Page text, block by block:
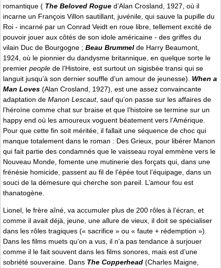
romantique ( The Beloved Rogue d’Alan Crosland, 1927, où il
incarne un François Villon sautillant, juvénile, qui sauve la pupille du
Roi - incarné par un Conrad Veidt en roue libre, tellement excité de
pouvoir jouer aux côtés de son idole américaine - des griffes du
vilain Duc de Bourgogne ; Beau Brummel de Harry Beaumont,
1924, où le pionnier du dandysme britannique, en quelque sorte le
premier people de l’Histoire, est surtout un sigisbée transi qui se
languit jusqu’à son dernier souffle d’un amour de jeunesse). When a
Man Loves (Alan Crosland, 1927), est une assez convaincante
adaptation de Manon Lescaut, sauf qu’on passe sur les affaires de
l’héroïne comme chat sur braise et que l’histoire se termine sur un
happy end où les amoureux voguent béatement vers l’Amérique.
Pour que cette fin soit méritée, il fallait une séquence de choc qui
manque totalement dans le roman : Des Grieux, pour libérer Manon
qui fait partie des condamnés que le vaisseau royal emmène vers le
Nouveau Monde, fomente une mutinerie des forçats qui, dans une
frénésie homicide, passent au fil de l’épée tout l’équipage, dans un
souci de la démesure qui cherche son pareil. L’amour fou est
thanatogène.
Lionel, le frère aîné, va accumuler plus de 200 rôles à l’écran, et
comme il avait déjà, jeune, une allure de vieux, il doit se spécialiser
dans les rôles tragiques (« sacrifice » ou « faute + rédemption »).
Dans les films muets qu’on a vus, il n’a pas tendance à surjouer
comme il le fait souvent dans les films sonores, mais est d’une
sobriété souveraine. Dans The Copperhead (Charles Maigne,